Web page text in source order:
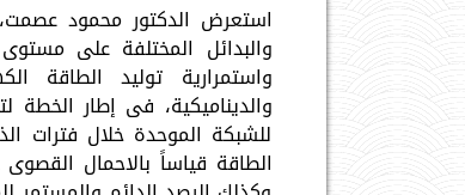
استعرض الدكتور محمود
والبدائل المختلفة على
واستمرارية توليد الطاقة
والديناميكية، فى إطار الخطة
للشبكة الموحدة خلال فترات
الطاقة قياساً بالاحمال